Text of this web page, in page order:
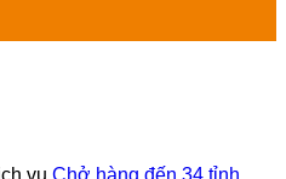
vụ Chở hàng đến 34 tỉnh